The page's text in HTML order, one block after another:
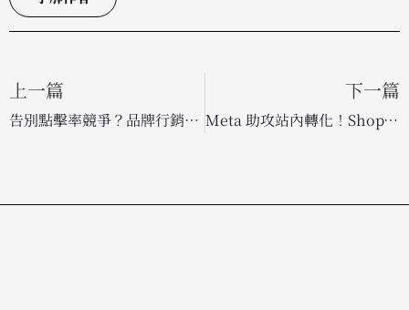
上一篇
告別點擊率競爭？品牌行銷預算大轉移，全面搶攻「生成式引擎優化」GEO 新藍海
下一篇
Meta 助攻站內轉化！ShopTalk 2026 發表全新電商工具，提升 App 內購物體驗